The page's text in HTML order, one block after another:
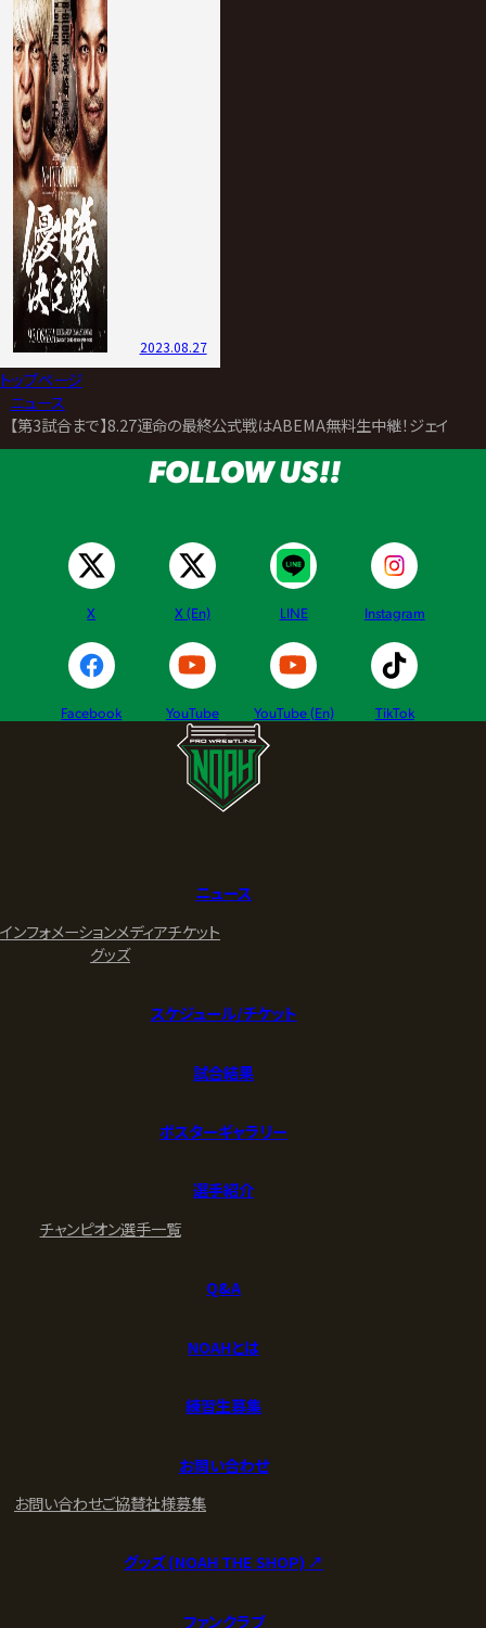
2023.08.27
トップページ
ニュース
【第3試合まで】8.27運命の最終公式戦はABEMA無料生中継！ジェイク・
FOLLOW US!!
X X (En) LINE Instagram
Facebook YouTube YouTube (En) TikTok
ニュース
インフォメーションメディアチケット
グッズ
スケジュール/チケット
試合結果
ポスターギャラリー
選手紹介
チャンピオン選手一覧
Q&A
NOAHとは
練習生募集
お問い合わせ
お問い合わせご協賛社様募集
グッズ (NOAH THE SHOP) ↗︎
ファンクラブ